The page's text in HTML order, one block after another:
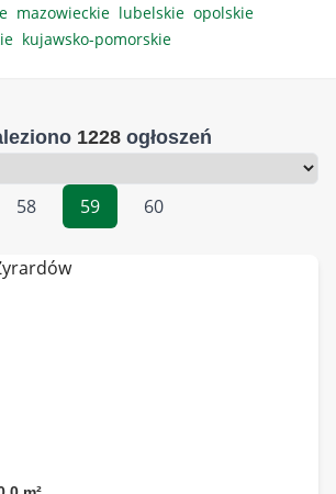
mazowieckie lubelskie opolskie
kujawsko-pomorskie
1228 ogłoszeń
58
59 60